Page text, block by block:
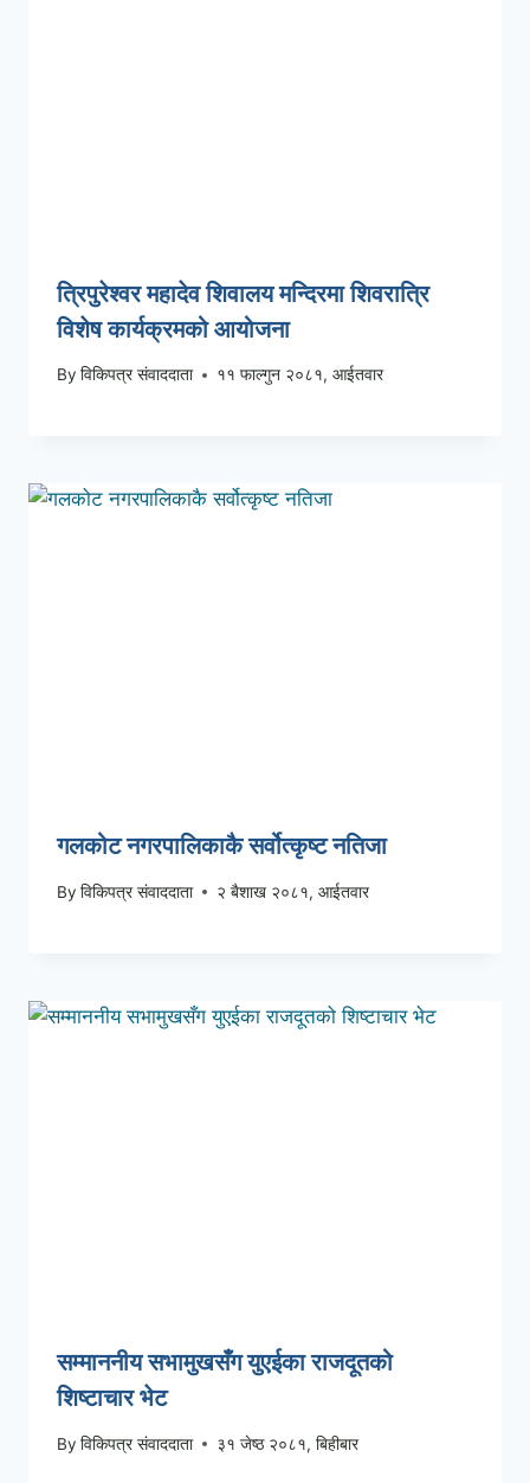
त्रिपुरेश्वर महादेव शिवालय मन्दिरमा शिवरात्रि
विशेष कार्यक्रमको आयोजना
By विकिपत्र संवाददाता ११ फाल्गुन २०८१, आईतवार
गलकोट नगरपालिकाकै सर्वोत्कृष्ट नतिजा
By विकिपत्र संवाददाता २ बैशाख २०८१, आईतवार
सम्माननीय सभामुखसँग युएईका राजदूतको
शिष्टाचार भेट
By विकिपत्र संवाददाता ३१ जेष्ठ २०८१, बिहीबार